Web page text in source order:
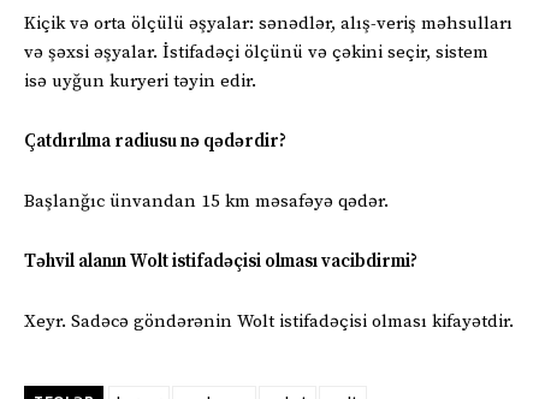
Kiçik və orta ölçülü əşyalar: sənədlər, alış-veriş məhsulları
və şəxsi əşyalar. İstifadəçi ölçünü və çəkini seçir, sistem
isə uyğun kuryeri təyin edir.
Çatdırılma radiusu nə qədərdir?
Başlanğıc ünvandan 15 km məsafəyə qədər.
Təhvil alanın Wolt istifadəçisi olması vacibdirmi?
Xeyr. Sadəcə göndərənin Wolt istifadəçisi olması kifayətdir.